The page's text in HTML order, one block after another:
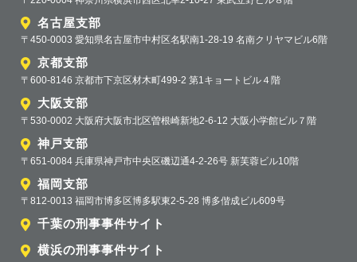
名古屋支部
〒450-0003 愛知県名古屋市中村区名駅南1-28-19 名南クリヤマビル6階
京都支部
〒600-8146 京都市下京区材木町499-2 第1キョートビル４階
大阪支部
〒530-0002 大阪府大阪市北区曽根崎新地2-6-12 大阪小学館ビル７階
神戸支部
〒651-0084 兵庫県神戸市中央区磯辺通4-2-26号 新芙蓉ビル10階
福岡支部
〒812-0013 福岡市博多区博多駅東2-5-28 博多偕成ビル609号
千葉の刑事事件サイト
横浜の刑事事件サイト